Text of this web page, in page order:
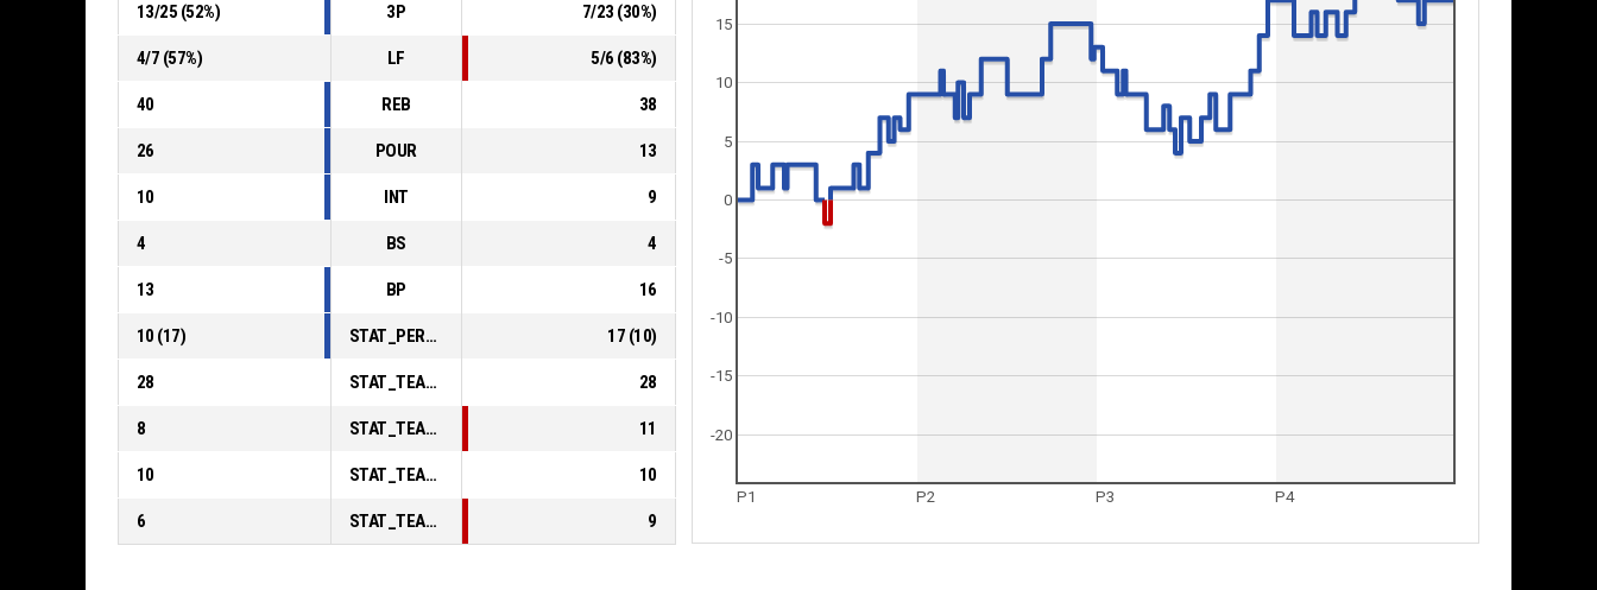
13/25 (52%) 3P 7/23 (30%)
4/7 (57%) LF 5/6 (83%)
40 REB 38
26 POUR 13
10 INT 9
4 BS 4
13 BP 16
10 (17) STAT_PERSONMATCH_BASKETBALL_sFoulsPersonal_ABBREV 17 (10)
28 STAT_TEAMMATCH_BASKETBALL_sPointsInThePaint_ABBREV 28
8 STAT_TEAMMATCH_BASKETBALL_sPointsSecondChance_ABBREV 11
10 STAT_TEAMMATCH_BASKETBALL_sPointsFromTurnovers_ABBREV 10
6 STAT_TEAMMATCH_BASKETBALL_sBenchPoints_ABBREV 9
P1 P2 P3 P4
0
5
10
15
-20
-15
-10
-5